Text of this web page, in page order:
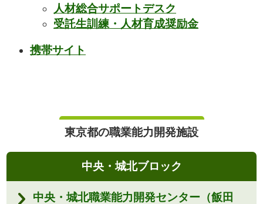
人材総合サポートデスク
受託生訓練・人材育成奨励金
携帯サイト
東京都の職業能力開発施設
中央・城北ブロック
中央・城北職業能力開発センター（飯田